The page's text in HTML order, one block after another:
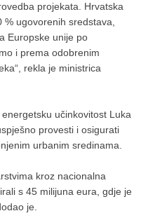
projekata. Hrvatska
% ugovorenih sredstava,
Europske unije po
i prema odobrenim
rekla je ministrica
učinkovitost Luka
provesti i osigurati
urbanim sredinama.
kroz nacionalna
s 45 milijuna eura, gdje je
je.